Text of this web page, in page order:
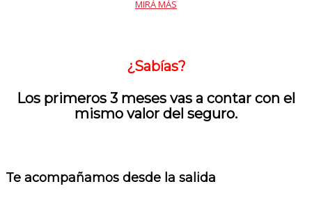
MIRÁ MÁS
¿Sabías?
Los primeros 3 meses vas a contar con el
mismo valor del seguro.
Te acompañamos desde la salida